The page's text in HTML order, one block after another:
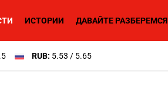
ИСТОРИИ ДАВАЙТЕ РАЗБЕРЕМСЯ
RUB: 5.53 / 5.65